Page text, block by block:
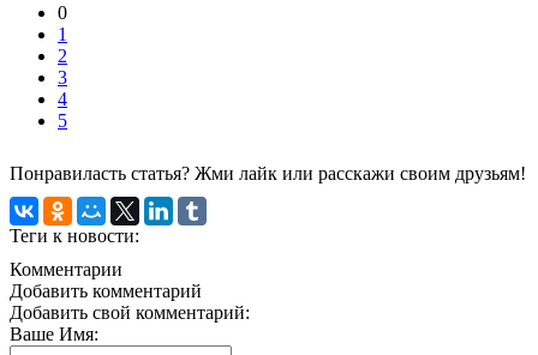
0
1
2
3
4
5
Понравиласть статья? Жми лайк или расскажи своим друзьям!
Теги к новости:
Комментарии
Добавить комментарий
Добавить свой комментарий:
Ваше Имя: